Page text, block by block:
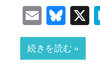
Email X
続きを読む